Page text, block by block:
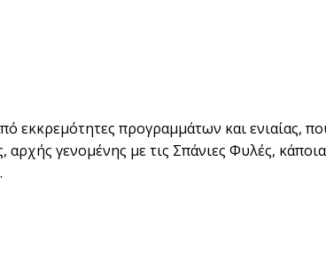
εκκρεµότητες προγραµµάτων και ενιαίας,
αρχής γενοµένης µε τις Σπάνιες Φυλές,